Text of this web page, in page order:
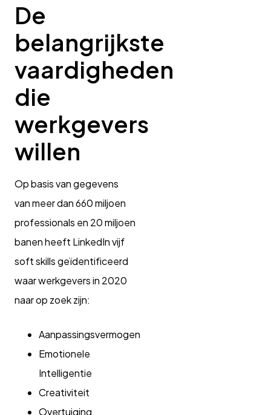
De
belangrijkste
vaardigheden
die
werkgevers
willen
Op basis van gegevens
van meer dan 660 miljoen
professionals en 20 miljoen
banen heeft LinkedIn vijf
soft skills geïdentificeerd
waar werkgevers in 2020
naar op zoek zijn:
Aanpassingsvermogen
Emotionele
Intelligentie
Creativiteit
Overtuiging